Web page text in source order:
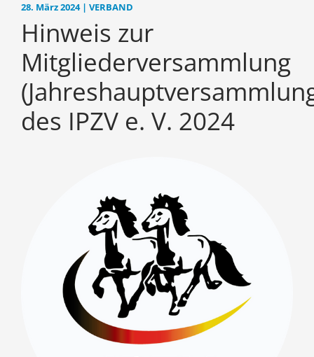
28. März 2024 | VERBAND
Hinweis zur
Mitgliederversammlung
des IPZV e. V. 2024